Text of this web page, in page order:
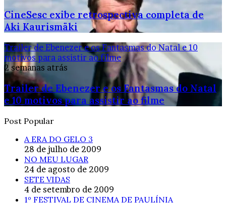
CineSesc exibe retrospectiva completa de
Aki Kaurismäki
Trailer de Ebenezer e os Fantasmas do Natal e 10
motivos para assistir ao filme
2 semanas atrás
Trailer de Ebenezer e os Fantasmas do Natal
e 10 motivos para assistir ao filme
Post Popular
A ERA DO GELO 3
28 de julho de 2009
NO MEU LUGAR
24 de agosto de 2009
SETE VIDAS
4 de setembro de 2009
1º FESTIVAL DE CINEMA DE PAULÍNIA